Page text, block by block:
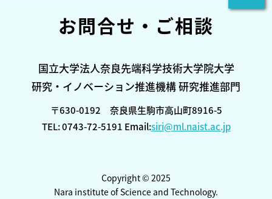
お問合せ・ご相談
国立大学法人奈良先端科学技術大学院大学
研究・イノベーション推進機構 研究推進部門
〒630-0192 奈良県生駒市高山町8916-5
TEL: 0743-72-5191 Email:siri@ml.naist.ac.jp
Copyright © 2025
Nara institute of Science and Technology.